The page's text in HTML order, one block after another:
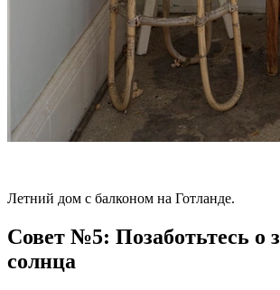
Летний дом с балконом на Готланде.
Совет №5: Позаботьтесь о
солнца